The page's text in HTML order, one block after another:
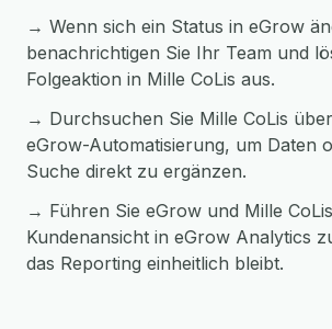
→ Wenn sich ein Status in eGrow
benachrichtigen Sie Ihr Team und
Folgeaktion in Mille CoLis aus.
→ Durchsuchen Sie Mille CoLis
eGrow-Automatisierung, um Daten
Suche direkt zu ergänzen.
→ Führen Sie eGrow und Mille
Kundenansicht in eGrow Analytics
das Reporting einheitlich bleibt.